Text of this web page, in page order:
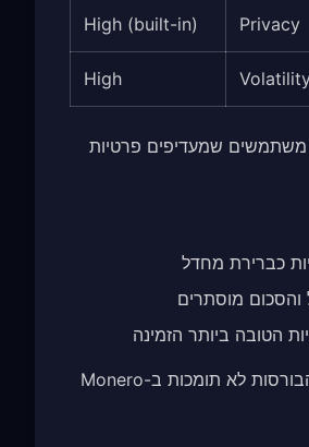
Privacy
High (built-in)
High
שמעדיפים פרטיות
כברירת מחדל
מוסתרים
הטובה ביותר הזמינה
: חלק מהבורסות לא תומכות ב-Monero